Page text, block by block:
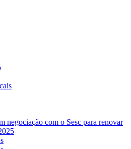
negociação com o Sesc para renovar